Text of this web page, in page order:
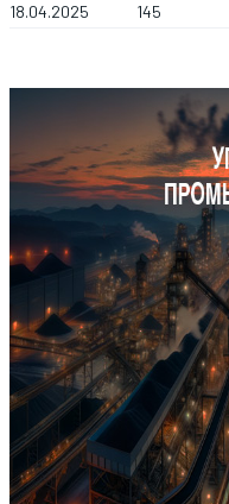
18.04.2025 145